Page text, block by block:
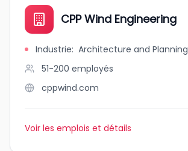
CPP Wind Engineering
Industrie: Architecture and Planning
51-200 employés
cppwind.com
Voir les emplois et détails